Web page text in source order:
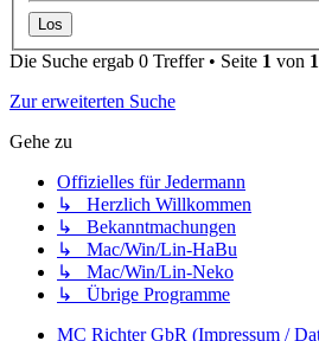
Die Suche ergab 0 Treffer • Seite 1 von 1
Zur erweiterten Suche
Gehe zu
Offizielles für Jedermann
↳ Herzlich Willkommen
↳ Bekanntmachungen
↳ Mac/Win/Lin-HaBu
↳ Mac/Win/Lin-Neko
↳ Übrige Programme
MC Richter GbR (Impressum /